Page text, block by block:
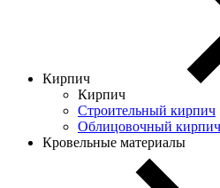
Кирпич
Кирпич
Строительный кирпич
Облицовочный кирпич
Кровельные материалы